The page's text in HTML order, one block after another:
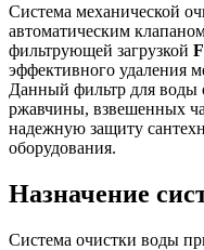
Система механической
автоматическим
фильтрующей загрузкой
эффективного удаления
Данный фильтр для воды
ржавчины, взвешенных
надежную защиту
оборудования.
Назначение
Система очистки воды